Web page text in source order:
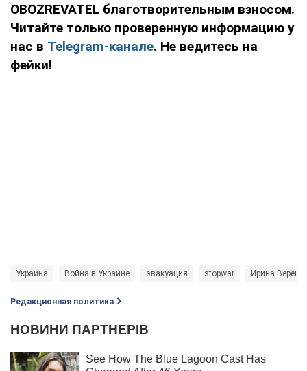
OBOZREVATEL благотворительным взносом.
Читайте только проверенную информацию у
нас в Telegram-канале. Не ведитесь на
фейки!
Украина Война в Украине эвакуация stopwar Ирина
Редакционная политика